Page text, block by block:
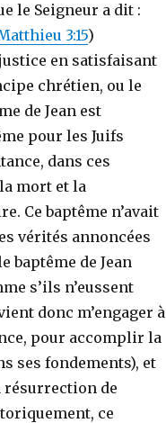
le Seigneur a dit :
3:15)
en satisfaisant
chrétien, ou le
de Jean est
pour les Juifs
dans ces
mort et la
Ce baptême n’avait
vérités annoncées
baptême de Jean
s’ils n’eussent
donc m’engager à
pour accomplir la
ses fondements), et
résurrection de
ce